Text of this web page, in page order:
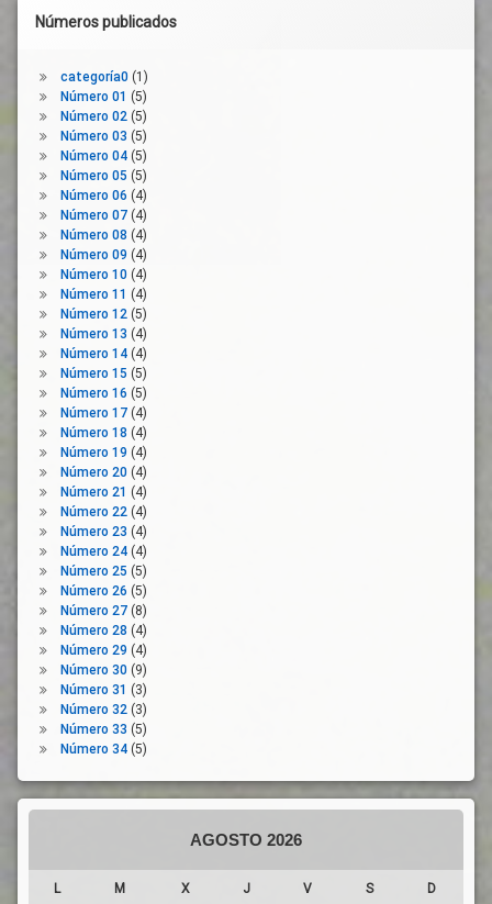
Números publicados
categoría0(1)
Número 01 (5)
Número 02(5)
Número 03 (5)
Número 04(5)
Número 05 (5)
Número 06 (4)
Número 07(4)
Número 08 (4)
Número 09 (4)
Número 10(4)
Número 11 (4)
Número 12(5)
Número 13 (4)
Número 14(4)
Número 15 (5)
Número 16 (5)
Número 17(4)
Número 18 (4)
Número 19 (4)
Número 20(4)
Número 21 (4)
Número 22(4)
Número 23 (4)
Número 24(4)
Número 25 (5)
Número 26 (5)
Número 27(8)
Número 28 (4)
Número 29 (4)
Número 30(9)
Número 31 (3)
Número 32(3)
Número 33 (5)
Número 34(5)
AGOSTO 2026
L M X J V S D